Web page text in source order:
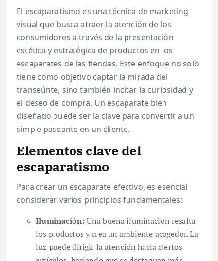
El escaparatismo es una técnica de marketing
visual que busca atraer la atención de los
consumidores a través de la presentación
estética y estratégica de productos en los
escaparates de las tiendas. Este enfoque no solo
tiene como objetivo captar la mirada del
transeúnte, sino también incitar la curiosidad y
el deseo de compra. Un escaparate bien
diseñado puede ser la clave para convertir a un
simple paseante en un cliente.
Elementos clave del
escaparatismo
Para crear un escaparate efectivo, es esencial
considerar varios principios fundamentales:
Iluminación:Una buena iluminación resalta
los productos y crea un ambiente acogedor. La
luz puede dirigir la atención hacia ciertos